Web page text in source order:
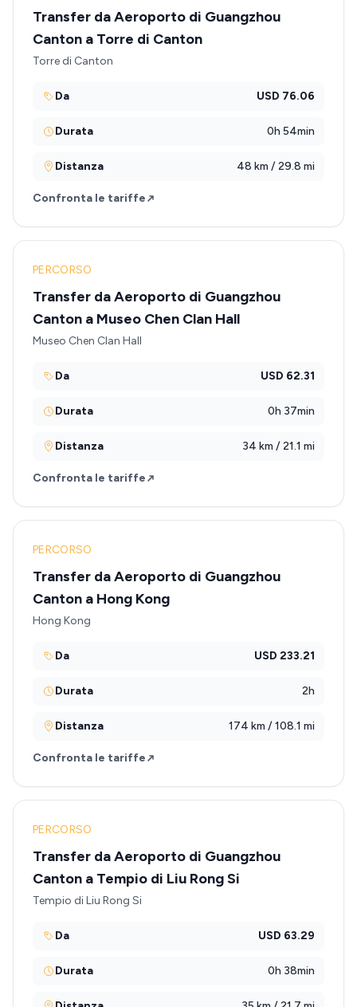
Transfer da Aeroporto di Guangzhou
Canton a Torre di Canton
Torre di Canton
Da USD 76.06
Durata 0h 54min
Distanza 48 km / 29.8 mi
Confronta le tariffe
PERCORSO
Transfer da Aeroporto di Guangzhou
Canton a Museo Chen Clan Hall
Museo Chen Clan Hall
Da USD 62.31
Durata 0h 37min
Distanza 34 km / 21.1 mi
Confronta le tariffe
PERCORSO
Transfer da Aeroporto di Guangzhou
Canton a Hong Kong
Hong Kong
Da USD 233.21
Durata 2h
Distanza 174 km / 108.1 mi
Confronta le tariffe
PERCORSO
Transfer da Aeroporto di Guangzhou
Canton a Tempio di Liu Rong Si
Tempio di Liu Rong Si
Da USD 63.29
Durata 0h 38min